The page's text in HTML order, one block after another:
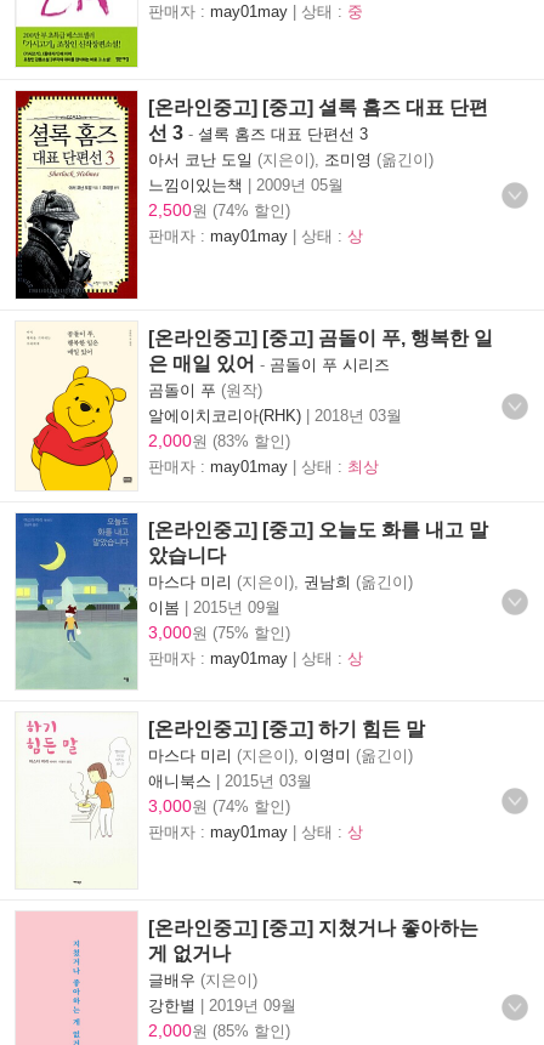
판매자 : may01may | 상태 : 중
[온라인중고] [중고] 셜록 홈즈 대표 단편
선 3 - 셜록 홈즈 대표 단편선 3
아서 코난 도일 (지은이), 조미영 (옮긴이)
느낌이있는책 | 2009년 05월
2,500원 (74% 할인)
판매자 : may01may | 상태 : 상
[온라인중고] [중고] 곰돌이 푸, 행복한 일
은 매일 있어 - 곰돌이 푸 시리즈
곰돌이 푸 (원작)
알에이치코리아(RHK) | 2018년 03월
2,000원 (83% 할인)
판매자 : may01may | 상태 : 최상
[온라인중고] [중고] 오늘도 화를 내고 말
았습니다
마스다 미리 (지은이), 권남희 (옮긴이)
이봄 | 2015년 09월
3,000원 (75% 할인)
판매자 : may01may | 상태 : 상
[온라인중고] [중고] 하기 힘든 말
마스다 미리 (지은이), 이영미 (옮긴이)
애니북스 | 2015년 03월
3,000원 (74% 할인)
판매자 : may01may | 상태 : 상
[온라인중고] [중고] 지쳤거나 좋아하는
게 없거나
글배우 (지은이)
강한별 | 2019년 09월
2,000원 (85% 할인)